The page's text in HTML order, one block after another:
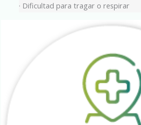
· Dificultad para tragar o respirar